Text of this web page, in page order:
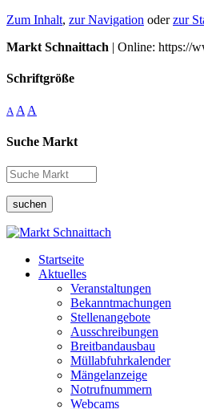
Zum Inhalt, zur Navigation oderzur
Markt Schnaittach | Online: https://
Schriftgröße
A A A
Suche Markt
suchen
Startseite
Aktuelles
Veranstaltungen
Bekanntmachungen
Stellenangebote
Ausschreibungen
Breitbandausbau
Müllabfuhrkalender
Mängelanzeige
Notrufnummern
Webcams